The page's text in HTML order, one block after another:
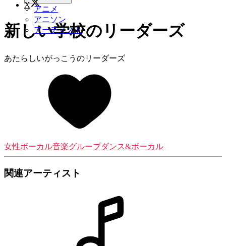
アニメ
アニソン
アーティスト
X
新しい学校のリーダーズ
あたらしいがっこうのリーダーズ
女性ボーカル音楽グループダンス&ボーカル
関連アーティスト